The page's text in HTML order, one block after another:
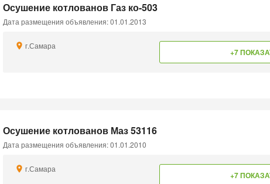
Осушение котлованов Газ ко-503
Дата размещения объявления: 01.01.2013
г.Самара
+7
Осушение котлованов Маз 53116
Дата размещения объявления: 01.01.2010
г.Самара
+7